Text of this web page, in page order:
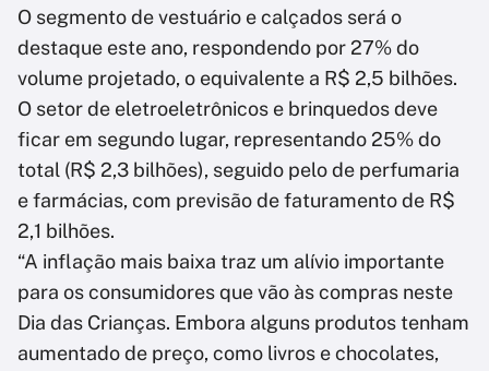
O segmento de vestuário e calçados será o
destaque este ano, respondendo por 27% do
volume projetado, o equivalente a R$ 2,5 bilhões.
O setor de eletroeletrônicos e brinquedos deve
ficar em segundo lugar, representando 25% do
total (R$ 2,3 bilhões), seguido pelo de perfumaria
e farmácias, com previsão de faturamento de R$
2,1 bilhões.
“A inflação mais baixa traz um alívio importante
para os consumidores que vão às compras neste
Dia das Crianças. Embora alguns produtos tenham
aumentado de preço, como livros e chocolates,